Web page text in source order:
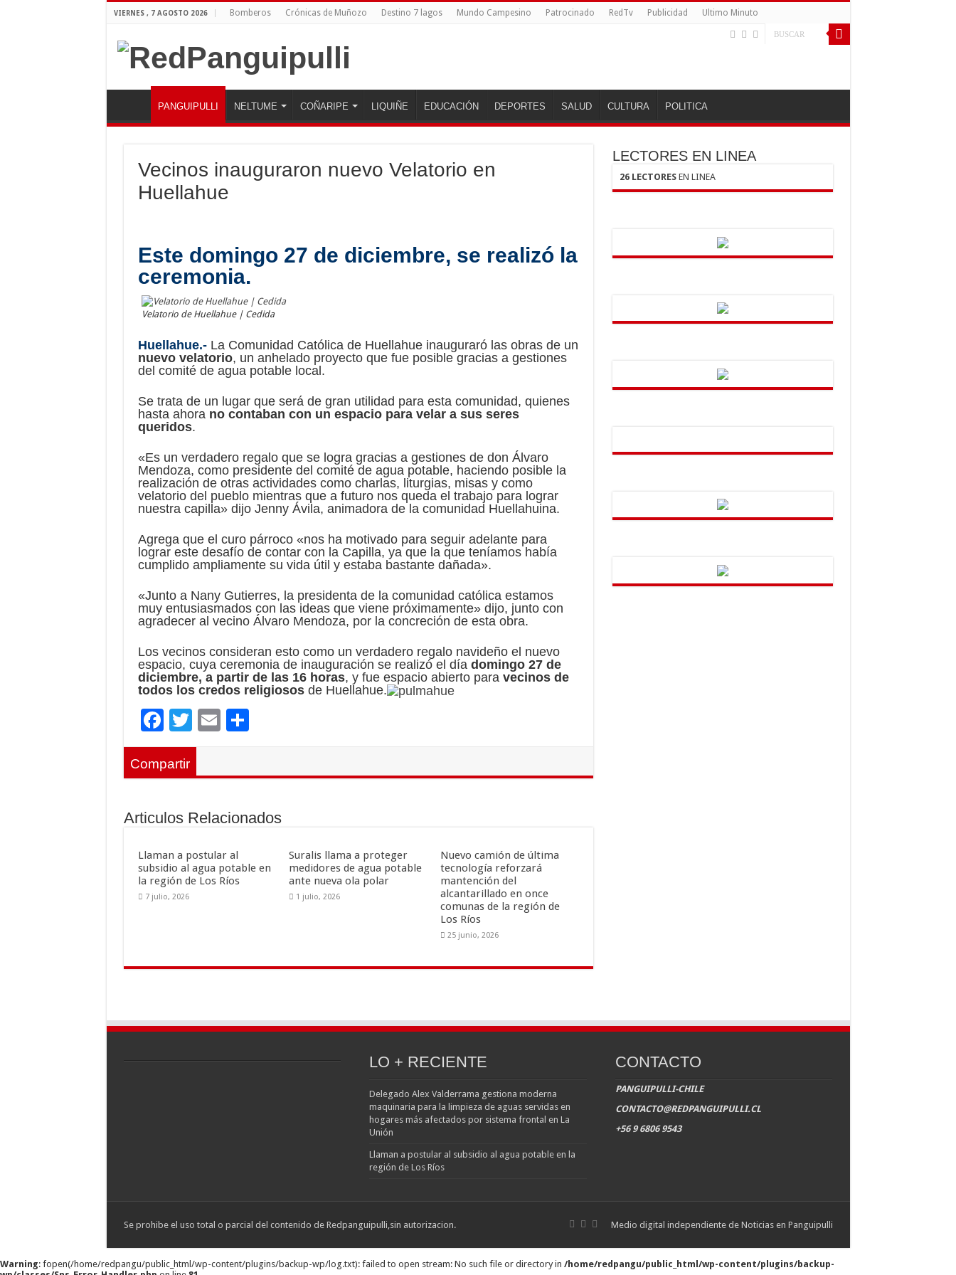
VIERNES , 7 AGOSTO 2026 Bomberos Crónicas de Muñozo Destino 7 lagos Mundo Campesino Patrocinado RedTv Publicidad Ultimo Minuto
PANGUIPULLI NELTUME COÑARIPE LIQUIÑE EDUCACIÓN DEPORTES SALUD CULTURA POLITICA
Vecinos inauguraron nuevo Velatorio en
Huellahue
Este domingo 27 de diciembre, se realizó la
ceremonia.
Velatorio de Huellahue | Cedida
Huellahue.-La Comunidad Católica de Huellahue inauguraró las obras de un
nuevo velatorio, un anhelado proyecto que fue posible gracias a gestiones
del comité de agua potable local.
Se trata de un lugar que será de gran utilidad para esta comunidad, quienes
hasta ahora no contaban con un espacio para velar a sus seres
queridos.
«Es un verdadero regalo que se logra gracias a gestiones de don Álvaro
Mendoza, como presidente del comité de agua potable, haciendo posible la
realización de otras actividades como charlas, liturgias, misas y como
velatorio del pueblo mientras que a futuro nos queda el trabajo para lograr
nuestra capilla» dijo Jenny Ávila, animadora de la comunidad Huellahuina.
Agrega que el curo párroco «nos ha motivado para seguir adelante para
lograr este desafío de contar con la Capilla, ya que la que teníamos había
cumplido ampliamente su vida útil y estaba bastante dañada».
«Junto a Nany Gutierres, la presidenta de la comunidad católica estamos
muy entusiasmados con las ideas que viene próximamente» dijo, junto con
agradecer al vecino Álvaro Mendoza, por la concreción de esta obra.
Los vecinos consideran esto como un verdadero regalo navideño el nuevo
espacio, cuya ceremonia de inauguración se realizó el día domingo 27 de
diciembre, a partir de las 16 horas, y fue espacio abierto para vecinos de
todos los credos religiososde Huellahue.
F
ac
e
o
k
T
wi
E
C
ar
r
Compartir
Articulos Relacionados
Llaman a postular al
subsidio al agua potable en
la región de Los Ríos
7 julio, 2026
Suralis llama a proteger
medidores de agua potable
ante nueva ola polar
1 julio, 2026
Nuevo camión de última
tecnología reforzará
mantención del
alcantarillado en once
comunas de la región de
Los Ríos
25 junio, 2026
LECTORES EN LINEA
26 LECTORESEN LINEA
LO + RECIENTE
Delegado Alex Valderrama gestiona moderna
maquinaria para la limpieza de aguas servidas en
hogares más afectados por sistema frontal en La
Unión
Llaman a postular al subsidio al agua potable en la
región de Los Ríos
CONTACTO
PANGUIPULLI-CHILE
CONTACTO@REDPANGUIPULLI.CL
+56 9 6806 9543
Medio digital independiente de Noticias en Panguipulli
Se prohibe el uso total o parcial del contenido de Redpanguipulli,sin autorizacion.
Warning: fopen(/home/redpangu/public_html/wp-content/plugins/backup-wp/log.txt): failed to open stream: No such file or directory in /home/redpangu/public_html/wp-content/plugins/backup-